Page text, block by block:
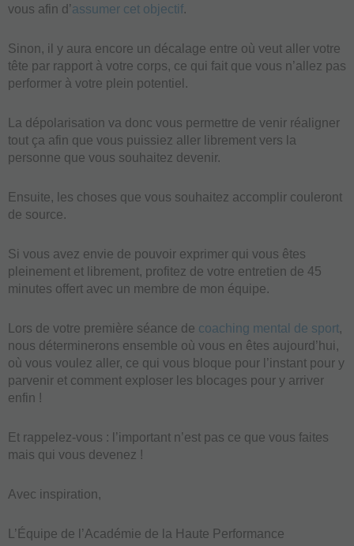
vous afin d’assumer cet objectif.
Sinon, il y aura encore un décalage entre où veut aller votre
tête par rapport à votre corps, ce qui fait que vous n’allez pas
performer à votre plein potentiel.
La dépolarisation va donc vous permettre de venir réaligner
tout ça afin que vous puissiez aller librement vers la
personne que vous souhaitez devenir.
Ensuite, les choses que vous souhaitez accomplir couleront
de source.
Si vous avez envie de pouvoir exprimer qui vous êtes
pleinement et librement, profitez de votre entretien de 45
minutes offert avec un membre de mon équipe.
Lors de votre première séance de coaching mental de sport,
nous déterminerons ensemble où vous en êtes aujourd’hui,
où vous voulez aller, ce qui vous bloque pour l’instant pour y
parvenir et comment exploser les blocages pour y arriver
enfin !
Et rappelez-vous : l’important n’est pas ce que vous faites
mais qui vous devenez !
Avec inspiration,
L’Équipe de l’Académie de la Haute Performance